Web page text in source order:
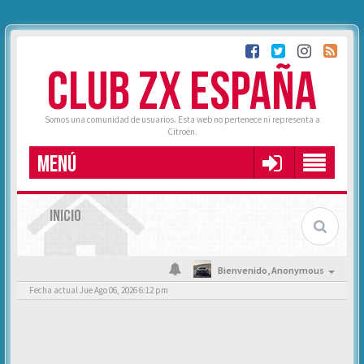
CLUB ZX ESPAÑA
Somos una comunidad de usuarios. Esta web no pertenece ni representa a
Citroën.
MENÚ
INICIO
Bienvenido,Anonymous
Fecha actual Jue Ago 06, 2026 6:12 pm